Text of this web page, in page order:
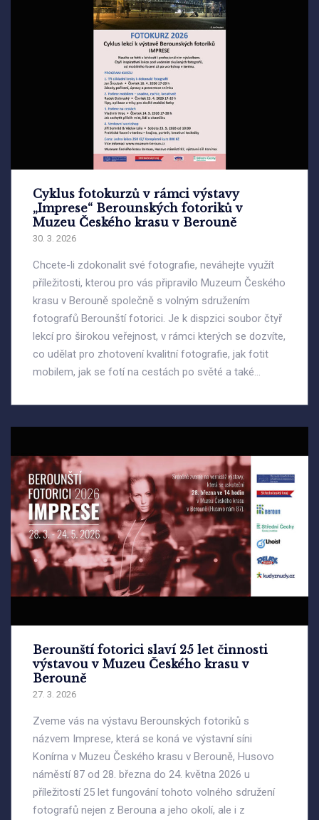
Cyklus fotokurzů v rámci výstavy
„Imprese“ Berounských fotoriků v
Muzeu Českého krasu v Berouně
30. 3. 2026
Chcete-li zdokonalit své fotografie, neváhejte využít
příležitosti, kterou pro vás připravilo Muzeum Českého
krasu v Berouně společně s volným sdružením
fotografů Berounští fotorici. Je k dispzici soubor čtyř
lekcí pro širokou veřejnost, v rámci kterých se dozvíte,
co udělat pro zhotovení kvalitní fotografie, jak fotit
mobilem, jak se fotí na cestách po světé a také...
Berounští fotorici slaví 25 let činnosti
výstavou v Muzeu Českého krasu v
Berouně
27. 3. 2026
Zveme vás na výstavu Berounských fotoriků s
názvem Imprese, která se koná ve výstavní síni
Konírna v Muzeu Českého krasu v Berouně, Husovo
náměstí 87 od 28. března do 24. května 2026 u
příležitostí 25 let fungování tohoto volného sdružení
fotografů nejen z Berouna a jeho okolí, ale i z